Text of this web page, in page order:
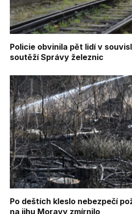
Policie obvinila pět lidí v
soutěží Správy železnic
Po deštích kleslo nebezpečí
na jihu Moravy zmírnilo